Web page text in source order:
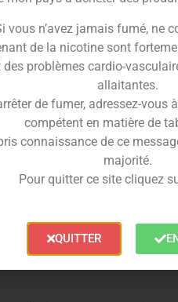
permettant un dosage facile
mélanges avec une
et sûr, assurant la sécurité
restent frais et intacts,
vous n’avez jamais fumé, ne
de la nicotine sont
problèmes cardio-
allaitantes.
de fumer, adressez-vous
compétent en matière de
connaissance de ce
majorité.
Pour quitter ce site cliquez
QUITTER